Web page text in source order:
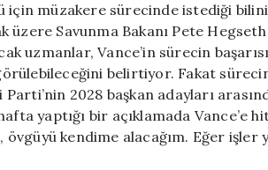
için müzakere sürecinde istediği
üzere Savunma Bakanı Pete
uzmanlar, Vance’in sürecin
belirtiyor. Fakat sürecin
2028 başkan adayları
yaptığı bir açıklamada Vance’e
kendime alacağım. Eğer işler